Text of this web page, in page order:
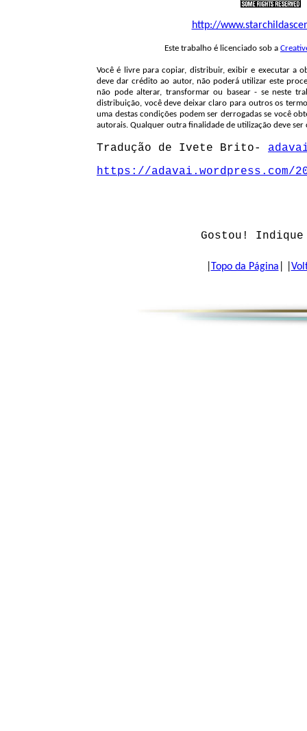
http://
Este trabalho é licenciado sob a
Você é livre para copiar, distribuir, exibir e executar a
deve dar crédito ao autor, não poderá utilizar este
não pode alterar, transformar ou basear - se neste
distribuição, você deve deixar claro para outros os
uma destas condições podem ser derrogadas se você
autorais. Qualquer outra finalidade de utilização deve
Tradução de Ivete Brito-
https://adavai.wordpress.com/
Gostou!
Topo da Página